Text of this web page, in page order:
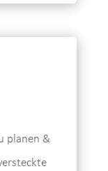
planen &